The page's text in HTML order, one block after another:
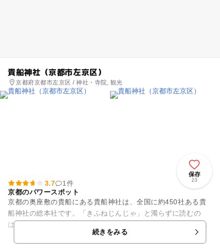
貴船神社（京都市左京区）
京都府京都市左京区 / 神社・寺院, 観光
保存
23
3.7
1件
京都のパワースポット
京都の奥座敷の貴船にある貴船神社は、全国に約450社ある貴
船神社の総本社です。「きふねじんじゃ」と濁らずに読むの
は、水の神様が所以だそうです。古くは「氣生根（きふね）」
とも表記され、氣力が生じる...続きをみる